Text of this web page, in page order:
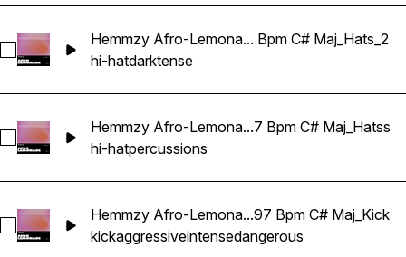
Sélectionnez Hemmzy Afro-Lemonade - Can't Be Real 97
Hemmzy Afro-Lemona... Bpm C# Maj_Hats_2
hi-hatdarktense
Sélectionnez Hemmzy Afro-Lemonade - Can't Be Real 97
Hemmzy Afro-Lemona...7 Bpm C# Maj_Hatss
hi-hatpercussions
Sélectionnez Hemmzy Afro-Lemonade - Can't Be Real 97
Hemmzy Afro-Lemona...97 Bpm C# Maj_Kick
kickaggressiveintensedangerous